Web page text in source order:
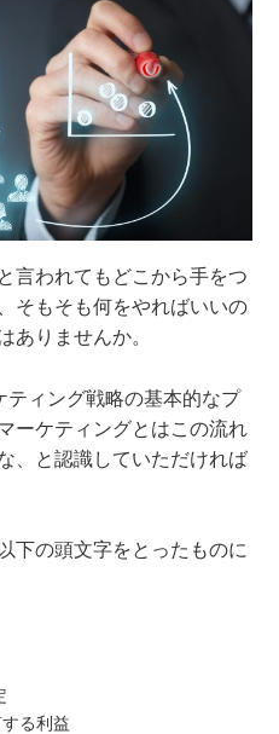
言われてもどこから手をつ
そもそも何をやればいいの
ありませんか。
ティング戦略の基本的なプ
ーケティングとはこの流れ
、と認識していただければ
下の頭文字をとったものに
る利益